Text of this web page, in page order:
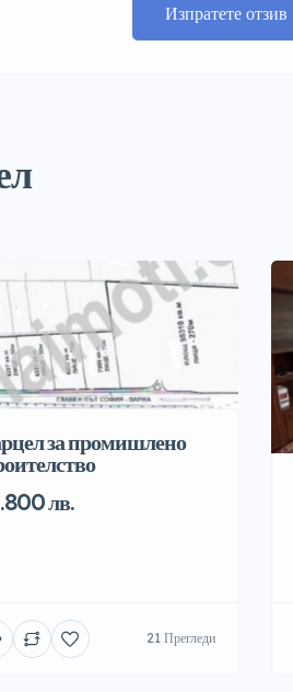
Изпратете отзив
за промишлено
лв.
21 Прегледи